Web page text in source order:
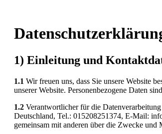
1) Einleitung und
1.1 Wir freuen uns, dass Sie unsere Website
unserer Website. Personenbezogene Daten
1.2 Verantwortlicher für die
Deutschland, Tel.: 015208251374, E-Mail:
gemeinsam mit anderen über die Zwecke und